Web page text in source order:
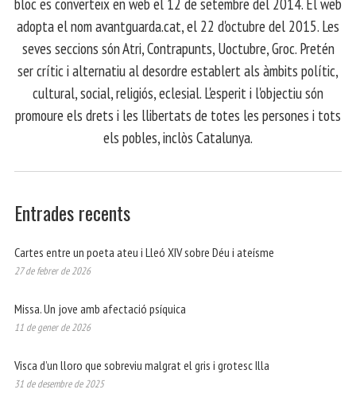
adopta el nom avantguarda.cat, el 22 d'octubre del 2015. Les
seves seccions són Atri, Contrapunts, Uoctubre, Groc. Pretén
ser crític i alternatiu al desordre establert als àmbits polític,
cultural, social, religiós, eclesial. L'esperit i l'objectiu són
promoure els drets i les llibertats de totes les persones i tots
els pobles, inclòs Catalunya.
Entrades recents
Cartes entre un poeta ateu i Lleó XIV sobre Déu i ateísme
27 de febrer de 2026
Missa. Un jove amb afectació psíquica
11 de gener de 2026
Visca d’un lloro que sobreviu malgrat el gris i grotesc Illa
31 de desembre de 2025